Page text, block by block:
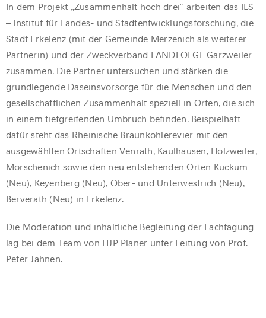
In dem Projekt „Zusammenhalt hoch drei“ arbeiten das ILS
– Institut für Landes- und Stadtentwicklungsforschung, die
Stadt Erkelenz (mit der Gemeinde Merzenich als weiterer
Partnerin) und der Zweckverband LANDFOLGE Garzweiler
zusammen. Die Partner untersuchen und stärken die
grundlegende Daseinsvorsorge für die Menschen und den
gesellschaftlichen Zusammenhalt speziell in Orten, die sich
in einem tiefgreifenden Umbruch befinden. Beispielhaft
dafür steht das Rheinische Braunkohlerevier mit den
ausgewähl­ten Ortschaften Venrath, Kaulhausen, Holzweiler,
Morschenich sowie den neu entstehenden Orten Kuckum
(Neu), Keyenberg (Neu), Ober- und Unterwestrich (Neu),
Berverath (Neu) in Erkelenz.
Die Moderation und inhaltliche Begleitung der Fachtagung
lag bei dem Team von HJP Planer unter Leitung von Prof.
Peter Jahnen.